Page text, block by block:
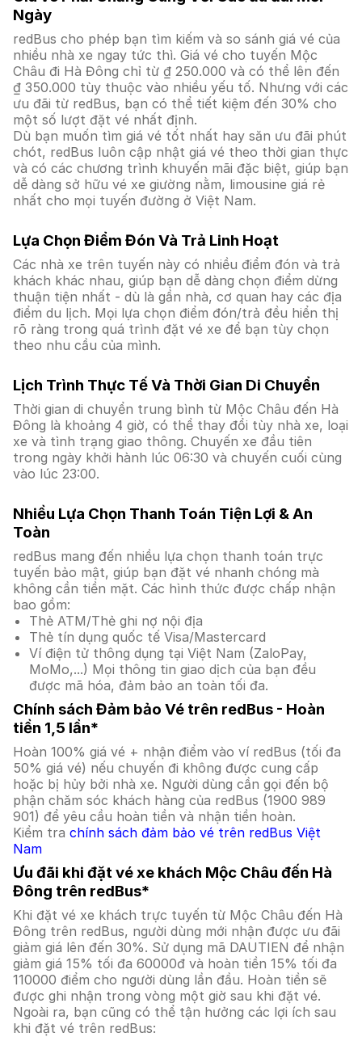
Ngày
redBus cho phép bạn tìm kiếm và so sánh giá vé của
nhiều nhà xe ngay tức thì. Giá vé cho tuyến Mộc
Châu đi Hà Đông chỉ từ ₫ 250.000 và có thể lên đến
₫ 350.000 tùy thuộc vào nhiều yếu tố. Nhưng với các
ưu đãi từ redBus, bạn có thể tiết kiệm đến 30% cho
một số lượt đặt vé nhất định.
Dù bạn muốn tìm giá vé tốt nhất hay săn ưu đãi phút
chót, redBus luôn cập nhật giá vé theo thời gian thực
và có các chương trình khuyến mãi đặc biệt, giúp bạn
dễ dàng sở hữu vé xe giường nằm, limousine giá rẻ
nhất cho mọi tuyến đường ở Việt Nam.
Lựa Chọn Điểm Đón Và Trả Linh Hoạt
Các nhà xe trên tuyến này có nhiều điểm đón và trả
khách khác nhau, giúp bạn dễ dàng chọn điểm dừng
thuận tiện nhất - dù là gần nhà, cơ quan hay các địa
điểm du lịch. Mọi lựa chọn điểm đón/trả đều hiển thị
rõ ràng trong quá trình đặt vé xe để bạn tùy chọn
theo nhu cầu của mình.
Lịch Trình Thực Tế Và Thời Gian Di Chuyển
Thời gian di chuyển trung bình từ Mộc Châu đến Hà
Đông là khoảng 4 giờ, có thể thay đổi tùy nhà xe, loại
xe và tình trạng giao thông. Chuyến xe đầu tiên
trong ngày khởi hành lúc 06:30 và chuyến cuối cùng
vào lúc 23:00.
Nhiều Lựa Chọn Thanh Toán Tiện Lợi & An
Toàn
redBus mang đến nhiều lựa chọn thanh toán trực
tuyến bảo mật, giúp bạn đặt vé nhanh chóng mà
không cần tiền mặt. Các hình thức được chấp nhận
bao gồm:
Thẻ ATM/Thẻ ghi nợ nội địa
Thẻ tín dụng quốc tế Visa/Mastercard
Ví điện tử thông dụng tại Việt Nam (ZaloPay,
MoMo,...) Mọi thông tin giao dịch của bạn đều
được mã hóa, đảm bảo an toàn tối đa.
Chính sách Đảm bảo Vé trên redBus - Hoàn
tiền 1,5 lần*
Hoàn 100% giá vé + nhận điểm vào ví redBus (tối đa
50% giá vé) nếu chuyến đi không được cung cấp
hoặc bị hủy bởi nhà xe. Người dùng cần gọi đến bộ
phận chăm sóc khách hàng của redBus (1900 989
901) để yêu cầu hoàn tiền và nhận tiền hoàn.
Kiểm tra chính sách đảm bảo vé trên redBus Việt
Nam
Ưu đãi khi đặt vé xe khách Mộc Châu đến Hà
Đông trên redBus*
Khi đặt vé xe khách trực tuyến từ Mộc Châu đến Hà
Đông trên redBus, người dùng mới nhận được ưu đãi
giảm giá lên đến 30%. Sử dụng mã DAUTIEN để nhận
giảm giá 15% tối đa 60000đ và hoàn tiền 15% tối đa
110000 điểm cho người dùng lần đầu. Hoàn tiền sẽ
được ghi nhận trong vòng một giờ sau khi đặt vé.
Ngoài ra, bạn cũng có thể tận hưởng các lợi ích sau
khi đặt vé trên redBus: